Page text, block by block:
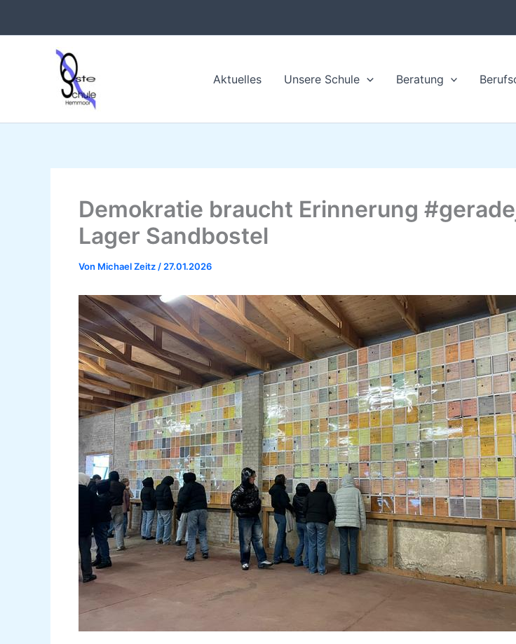
Aktuelles Unsere Schule Beratung
Demokratie braucht Erinnerung
Lager Sandbostel
Von Michael Zeitz / 27.01.2026